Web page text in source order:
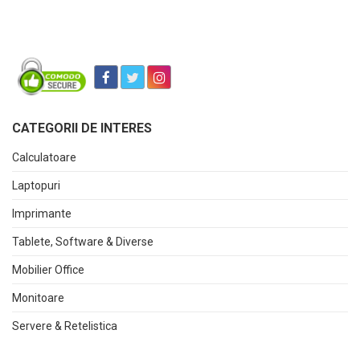
CATEGORII DE INTERES
Calculatoare
Laptopuri
Imprimante
Tablete, Software & Diverse
Mobilier Office
Monitoare
Servere & Retelistica